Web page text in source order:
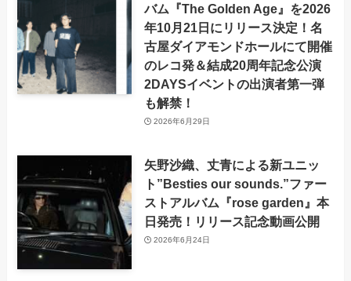
バム『The Golden Age』を2026
年10月21日にリリース決定！名
古屋ダイアモンドホールにて開催
のレコ発＆結成20周年記念公演
2DAYSイベントの出演者第一弾
も解禁！
2026年6月29日
矢野沙織、丈青による新ユニッ
ト”Besties our sounds.”ファー
ストアルバム『rose garden』本
日発売！リリース記念動画公開
2026年6月24日